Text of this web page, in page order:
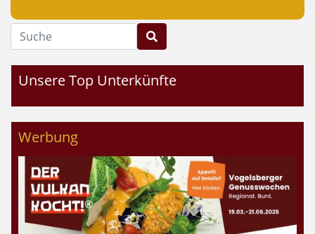
Suche
Unsere Top Unterkünfte
Werbung